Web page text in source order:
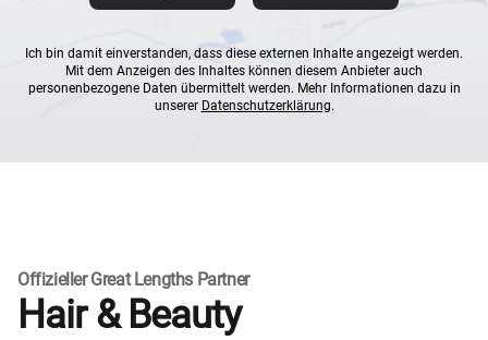
Ich bin damit einverstanden, dass diese externen Inhalte angezeigt werden.
Mit dem Anzeigen des Inhaltes können diesem Anbieter auch
personenbezogene Daten übermittelt werden. Mehr Informationen dazu in
unserer Datenschutzerklärung.
Offizieller Great Lengths Partner
Hair & Beauty